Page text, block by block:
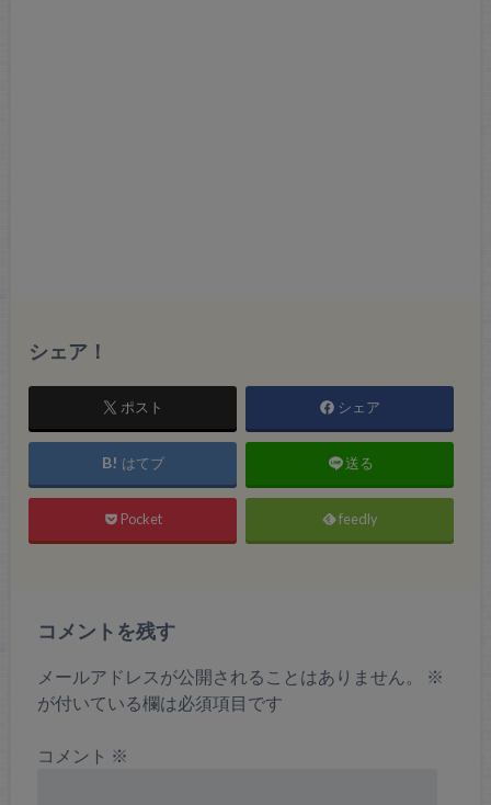
シェア！
ポスト シェア
はてブ 送る
Pocket feedly
コメントを残す
メールアドレスが公開されることはありません。
※
が付いている欄は必須項目です
コメント ※